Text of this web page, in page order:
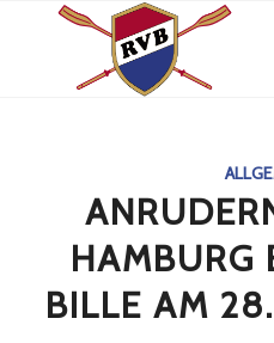
HAMBURG
BILLE AM